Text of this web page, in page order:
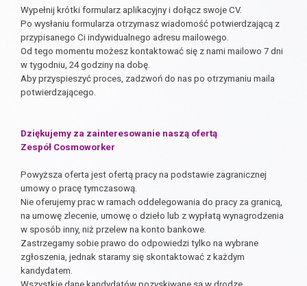
Wypełnij krótki formularz aplikacyjny i dołącz swoje CV.
Po wysłaniu formularza otrzymasz wiadomość potwierdzającą z
przypisanego Ci indywidualnego adresu mailowego.
Od tego momentu możesz kontaktować się z nami mailowo 7 dni
w tygodniu, 24 godziny na dobę.
Aby przyspieszyć proces, zadzwoń do nas po otrzymaniu maila
potwierdzającego.
Dziękujemy za zainteresowanie naszą ofertą
Zespół Cosmoworker
Powyższa oferta jest ofertą pracy na podstawie zagranicznej
umowy o pracę tymczasową.
Nie oferujemy prac w ramach oddelegowania do pracy za granicą,
na umowę zlecenie, umowę o dzieło lub z wypłatą wynagrodzenia
w sposób inny, niż przelew na konto bankowe.
Zastrzegamy sobie prawo do odpowiedzi tylko na wybrane
zgłoszenia, jednak staramy się skontaktować z każdym
kandydatem.